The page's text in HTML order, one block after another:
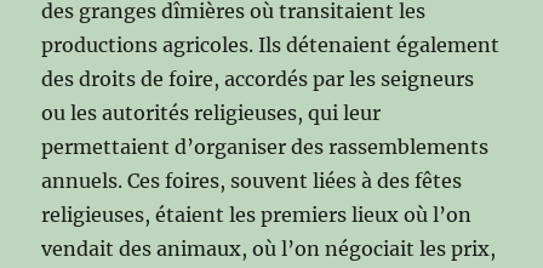
des granges dîmières où transitaient les
productions agricoles. Ils détenaient également
des droits de foire, accordés par les seigneurs
ou les autorités religieuses, qui leur
permettaient d’organiser des rassemblements
annuels. Ces foires, souvent liées à des fêtes
religieuses, étaient les premiers lieux où l’on
vendait des animaux, où l’on négociait les prix,